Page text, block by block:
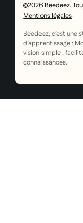
2026 Beedeez.
Mentions légales
Beedeez, c’est
d’apprentissage :
vision simple :
connaissances.